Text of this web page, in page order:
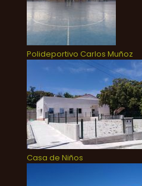
Polideportivo Carlos Muñoz
Casa de Niños